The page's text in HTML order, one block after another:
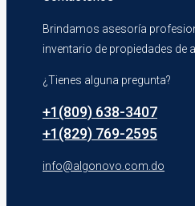
Brindamos asesoría
inventario de propiedades de
¿Tienes alguna pregunta?
+1(809) 638-3407
+1(829) 769-2595
info@algonovo.com.do